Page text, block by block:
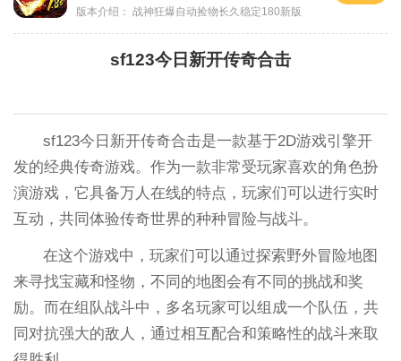
版本介绍： 战神狂爆自动捡物长久稳定180新版
sf123今日新开传奇合击
sf123今日新开传奇合击是一款基于2D游戏引擎开
发的经典传奇游戏。作为一款非常受玩家喜欢的角色扮
演游戏，它具备万人在线的特点，玩家们可以进行实时
互动，共同体验传奇世界的种种冒险与战斗。
在这个游戏中，玩家们可以通过探索野外冒险地图
来寻找宝藏和怪物，不同的地图会有不同的挑战和奖
励。而在组队战斗中，多名玩家可以组成一个队伍，共
同对抗强大的敌人，通过相互配合和策略性的战斗来取